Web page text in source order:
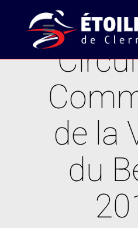
de la
du